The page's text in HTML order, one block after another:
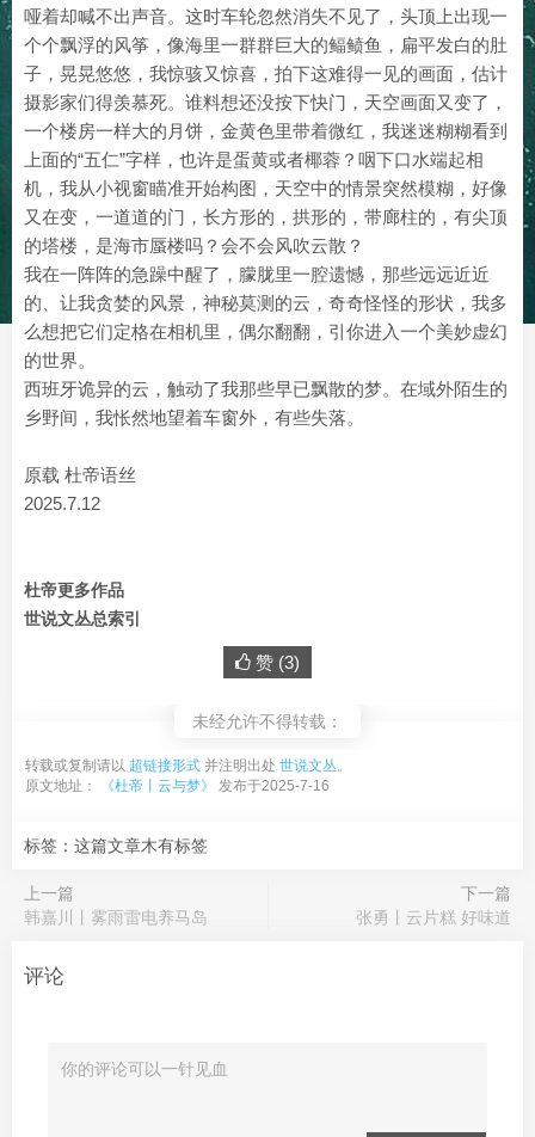
哑着却喊不出声音。这时车轮忽然消失不见了，头顶上出现一
个个飘浮的风筝，像海里一群群巨大的鲾鲼鱼，扁平发白的肚
子，晃晃悠悠，我惊骇又惊喜，拍下这难得一见的画面，估计
摄影家们得羡慕死。谁料想还没按下快门，天空画面又变了，
一个楼房一样大的月饼，金黄色里带着微红，我迷迷糊糊看到
上面的“五仁”字样，也许是蛋黄或者椰蓉？咽下口水端起相
机，我从小视窗瞄准开始构图，天空中的情景突然模糊，好像
又在变，一道道的门，长方形的，拱形的，带廊柱的，有尖顶
的塔楼，是海市蜃楼吗？会不会风吹云散？
我在一阵阵的急躁中醒了，朦胧里一腔遗憾，那些远远近近
的、让我贪婪的风景，神秘莫测的云，奇奇怪怪的形状，我多
么想把它们定格在相机里，偶尔翻翻，引你进入一个美妙虚幻
的世界。
西班牙诡异的云，触动了我那些早已飘散的梦。在域外陌生的
乡野间，我怅然地望着车窗外，有些失落。
原载 杜帝语丝
2025.7.12
杜帝更多作品
世说文丛总索引
赞 (3)
未经允许不得转载：
转载或复制请以 超链接形式 并注明出处 世说文丛。
原文地址：
《杜帝丨云与梦》 发布于2025-7-16
标签：这篇文章木有标签
上一篇
韩嘉川丨雾雨雷电养马岛
下一篇
张勇丨云片糕 好味道
评论